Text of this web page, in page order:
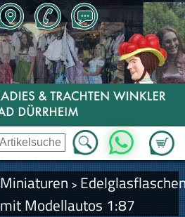
Zum
WhatsApp
Miniaturen >
mit Modellautos 1:87